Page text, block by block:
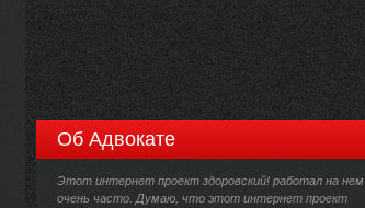
Об Адвокате
Этот интернет проект здоровский! работал на нем
очень часто. Думаю, что этот интернет проект